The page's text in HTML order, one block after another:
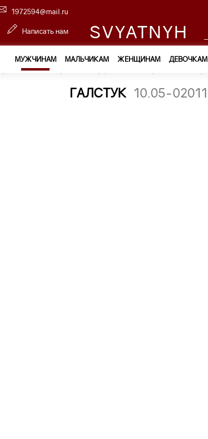
1972594@mail.ru
Написать нам SVYATNYH
МУЖЧИНАМ МАЛЬЧИКАМ ЖЕНЩИНАМ ДЕВОЧКАМ
Мужчинам —
ГАЛСТУК 10.05-02011